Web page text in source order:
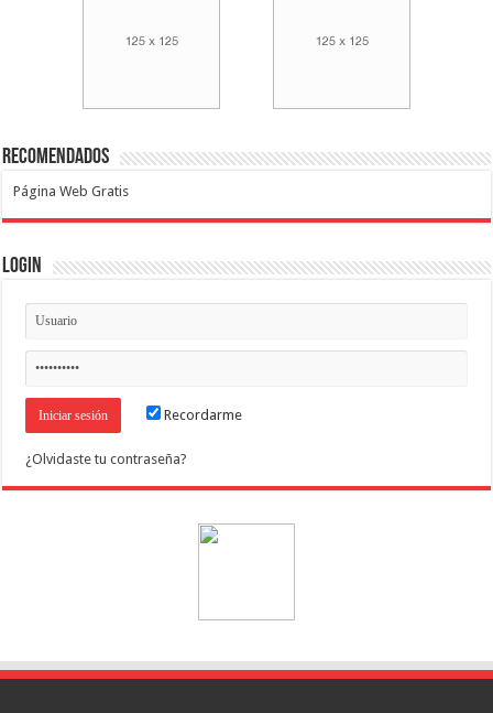
Recomendados
Página Web Gratis
Login
Recordarme
¿Olvidaste tu contraseña?